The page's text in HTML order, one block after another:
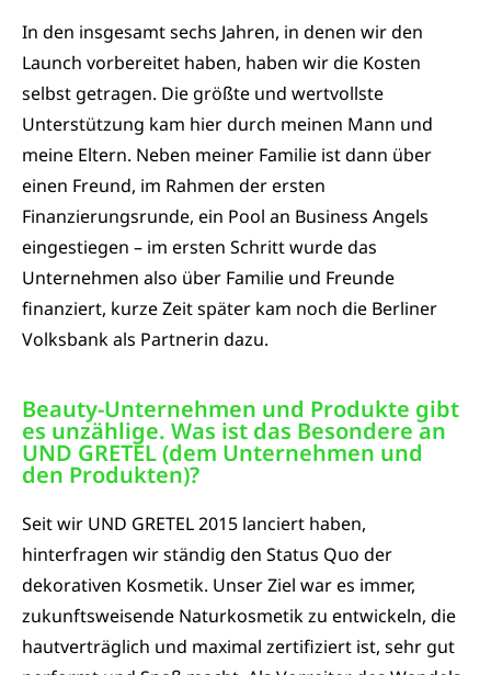
In den insgesamt sechs Jahren, in denen wir den
Launch vorbereitet haben, haben wir die Kosten
selbst getragen. Die größte und wertvollste
Unterstützung kam hier durch meinen Mann und
meine Eltern. Neben meiner Familie ist dann über
einen Freund, im Rahmen der ersten
Finanzierungsrunde, ein Pool an Business Angels
eingestiegen – im ersten Schritt wurde das
Unternehmen also über Familie und Freunde
finanziert, kurze Zeit später kam noch die Berliner
Volksbank als Partnerin dazu.
Beauty-Unternehmen und Produkte gibt
es unzählige. Was ist das Besondere an
UND GRETEL (dem Unternehmen und
den Produkten)?​
Seit wir UND GRETEL 2015 lanciert haben,
hinterfragen wir ständig den Status Quo der
dekorativen Kosmetik. Unser Ziel war es immer,
zukunftsweisende Naturkosmetik zu entwickeln, die
hautverträglich und maximal zertifiziert ist, sehr gut